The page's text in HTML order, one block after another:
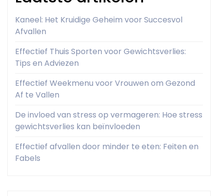
Kaneel: Het Kruidige Geheim voor Succesvol
Afvallen
Effectief Thuis Sporten voor Gewichtsverlies:
Tips en Adviezen
Effectief Weekmenu voor Vrouwen om Gezond
Af te Vallen
De invloed van stress op vermageren: Hoe stress
gewichtsverlies kan beïnvloeden
Effectief afvallen door minder te eten: Feiten en
Fabels